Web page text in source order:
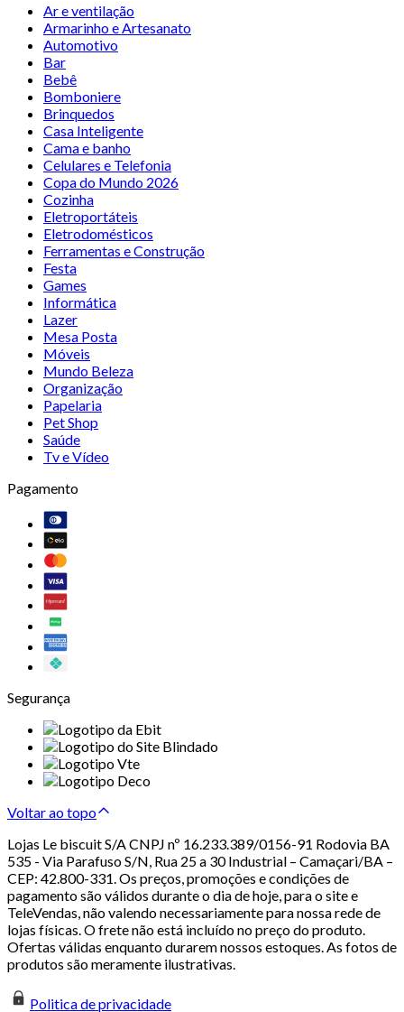
Ar e ventilação
Armarinho e Artesanato
Automotivo
Bar
Bebê
Bomboniere
Brinquedos
Casa Inteligente
Cama e banho
Celulares e Telefonia
Copa do Mundo 2026
Cozinha
Eletroportáteis
Eletrodomésticos
Ferramentas e Construção
Festa
Games
Informática
Lazer
Mesa Posta
Móveis
Mundo Beleza
Organização
Papelaria
Pet Shop
Saúde
Tv e Vídeo
Pagamento
Segurança
Voltar ao topo
Lojas Le biscuit S/A CNPJ nº 16.233.389/0156-91 Rodovia BA
535 - Via Parafuso S/N, Rua 25 a 30 Industrial – Camaçari/BA –
CEP: 42.800-331. Os preços, promoções e condições de
pagamento são válidos durante o dia de hoje, para o site e
TeleVendas, não valendo necessariamente para nossa rede de
lojas físicas. O frete não está incluído no preço do produto.
Ofertas válidas enquanto durarem nossos estoques. As fotos de
produtos são meramente ilustrativas.
Politica de privacidade